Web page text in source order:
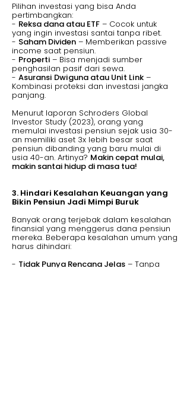
Pilihan investasi yang bisa Anda
pertimbangkan:
- Reksa dana atau ETF – Cocok untuk
yang ingin investasi santai tanpa ribet.
- Saham Dividen – Memberikan passive
income saat pensiun.
- Properti – Bisa menjadi sumber
penghasilan pasif dari sewa.
- Asuransi Dwiguna atau Unit Link –
Kombinasi proteksi dan investasi jangka
panjang.
Menurut laporan Schroders Global
Investor Study (2023), orang yang
memulai investasi pensiun sejak usia 30-
an memiliki aset 3x lebih besar saat
pensiun dibanding yang baru mulai di
usia 40-an. Artinya? Makin cepat mulai,
makin santai hidup di masa tua!
3. Hindari Kesalahan Keuangan yang
Bikin Pensiun Jadi Mimpi Buruk
Banyak orang terjebak dalam kesalahan
finansial yang menggerus dana pensiun
mereka. Beberapa kesalahan umum yang
harus dihindari:
- Tidak Punya Rencana Jelas – Tanpa